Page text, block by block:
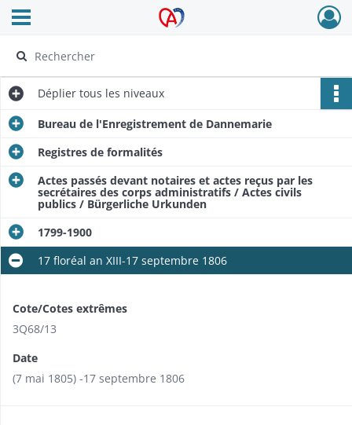
Archives Alsace - Colmar
Ouvrir le menu déroulant
Déplier tous les niveaux
Bureau de l'Enregistrement de Dannemarie
Registres de formalités
Actes passés devant notaires et actes reçus par les
secrétaires des corps administratifs / Actes civils
publics / Bürgerliche Urkunden
1799-1900
17 floréal an XIII-17 septembre 1806
Cote/Cotes extrêmes
3Q68/13
Date
(7 mai 1805) -17 septembre 1806